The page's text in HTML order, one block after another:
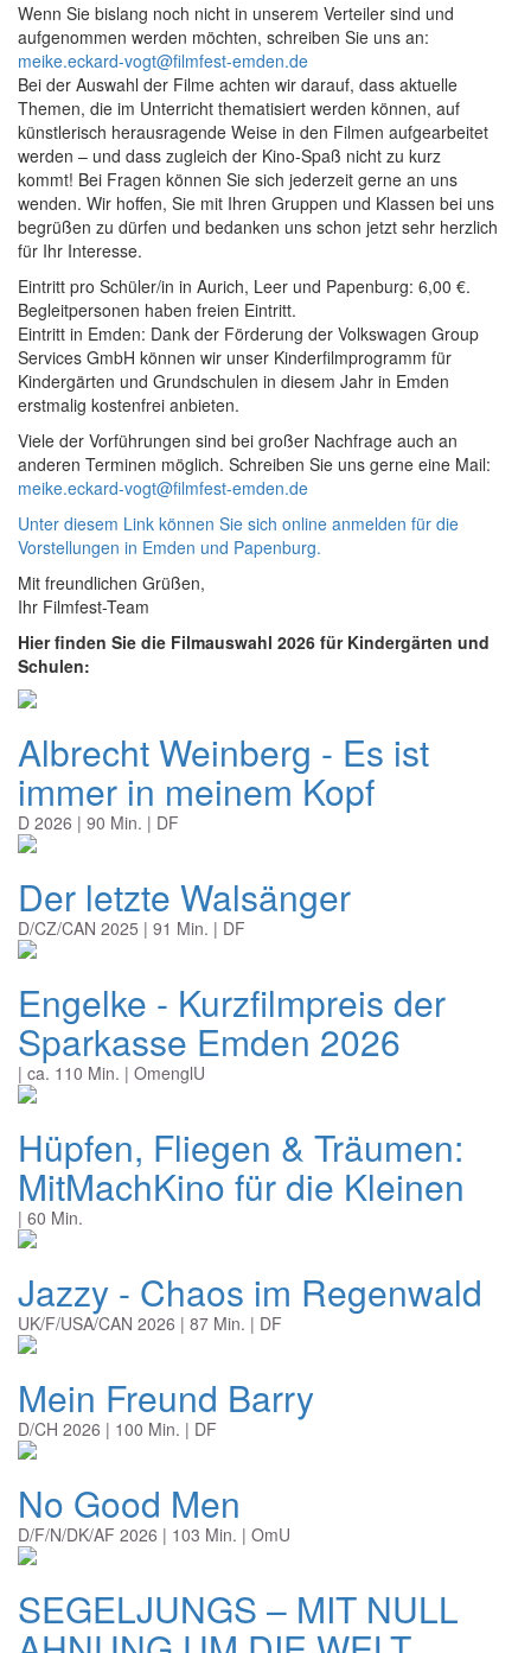
Wenn Sie bislang noch nicht in unserem Verteiler sind und
aufgenommen werden möchten, schreiben Sie uns an:
meike.eckard-vogt@filmfest-emden.de
Bei der Auswahl der Filme achten wir darauf, dass aktuelle
Themen, die im Unterricht thematisiert werden können, auf
künstlerisch herausragende Weise in den Filmen aufgearbeitet
werden – und dass zugleich der Kino-Spaß nicht zu kurz
kommt! Bei Fragen können Sie sich jederzeit gerne an uns
wenden. Wir hoffen, Sie mit Ihren Gruppen und Klassen bei uns
begrüßen zu dürfen und bedanken uns schon jetzt sehr herzlich
für Ihr Interesse.
Eintritt pro Schüler/in in Aurich, Leer und Papenburg: 6,00 €.
Begleitpersonen haben freien Eintritt.
Eintritt in Emden: Dank der Förderung der Volkswagen Group
Services GmbH können wir unser Kinderfilmprogramm für
Kindergärten und Grundschulen in diesem Jahr in Emden
erstmalig kostenfrei anbieten.
Viele der Vorführungen sind bei großer Nachfrage auch an
anderen Terminen möglich. Schreiben Sie uns gerne eine Mail:
meike.eckard-vogt@filmfest-emden.de
Unter diesem Link können Sie sich online anmelden für die
Vorstellungen in Emden und Papenburg.
Mit freundlichen Grüßen,
Ihr Filmfest-Team
Hier finden Sie die Filmauswahl 2026 für Kindergärten und
Schulen:
Albrecht Weinberg - Es ist
immer in meinem Kopf
D 2026 | 90 Min. | DF
Der letzte Walsänger
D/CZ/CAN 2025 | 91 Min. | DF
Engelke - Kurzfilmpreis der
Sparkasse Emden 2026
| ca. 110 Min. | OmenglU
Hüpfen, Fliegen & Träumen:
MitMachKino für die Kleinen
| 60 Min.
Jazzy - Chaos im Regenwald
UK/F/USA/CAN 2026 | 87 Min. | DF
Mein Freund Barry
D/CH 2026 | 100 Min. | DF
No Good Men
D/F/N/DK/AF 2026 | 103 Min. | OmU
SEGELJUNGS – MIT NULL